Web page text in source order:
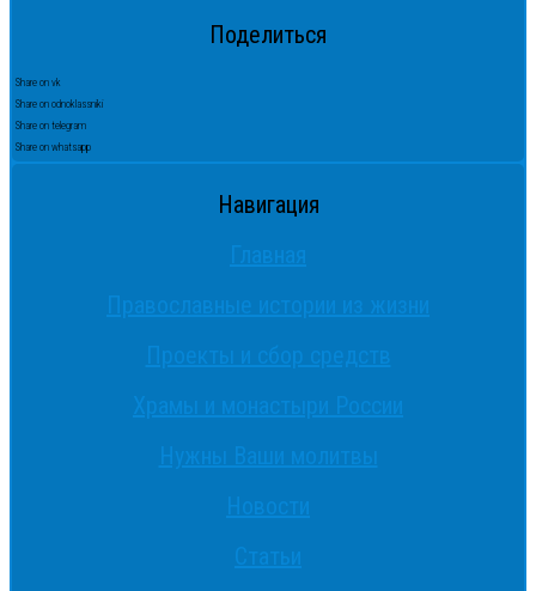
Поделиться
Share on vk
Share on odnoklassniki
Share on telegram
Share on whatsapp
Навигация
Главная
Православные истории из жизни
Проекты и сбор средств
Храмы и монастыри России
Нужны Ваши молитвы
Новости
Статьи